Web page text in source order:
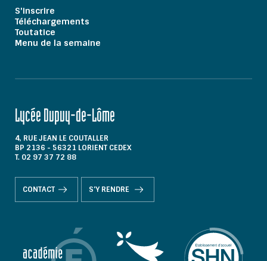
S'inscrire
Téléchargements
Toutatice
Menu de la semaine
Lycée Dupuy-de-Lôme
4, RUE JEAN LE COUTALLER
BP 2136 - 56321 LORIENT CEDEX
T. 02 97 37 72 88
CONTACT S'Y RENDRE